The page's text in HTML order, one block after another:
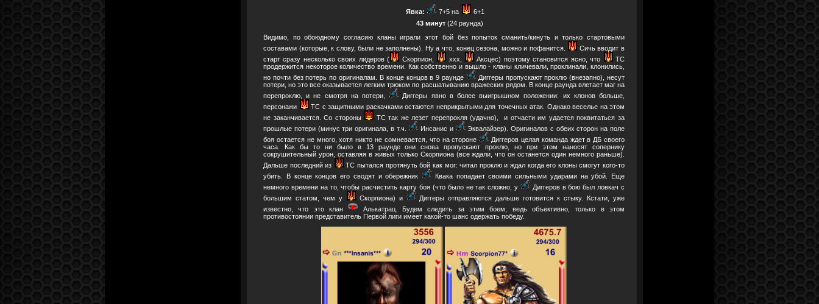
Явка: 7+5 на
6+1
43 минут(24 раунда)
Видимо, по обоюдному согласию кланы играли этот бой без попыток сманить/кинуть и только стартовыми
составами (которые, к слову, были не заполнены). Ну а что, конец сезона, можно и пофанится.
Сичь вводит в
старт сразу несколько своих лидеров (
Скорпион, ххх, Аксцес) поэтому становится ясно, что
ТС
продержится некоторое количество времени. Как собственно и вышло - кланы кличевали, проклинали, клонились,
но почти без потерь по оригиналам. В конце концов в 9 раунде
Диггеры пропускают проклю (внезапно), несут
потери, но это все оказывается легким трюком по расшатыванию вражеских рядом. В конце раунда влетает маг на
перепроклю, и не смотря на потери,
Диггеры явно в более выигрышном положении: их клонов больше,
персонажи
ТС с защитными раскачками остаются неприкрытыми для точечных атак. Однако веселье на этом
не заканчивается. Со стороны
ТС так же лезет перепрокля (удачно), и отчасти им удается поквитаться за
прошлые потери (минус три оригинала, в т.ч.
Инсанис и
Эквалайзер). Оригиналов с обеих сторон на поле
боя остается не много, хотя никто не сомневается, что на стороне
Диггеров целая команда ждет в ДБ своего
часа. Как бы то ни было в 13 раунде они снова пропускают проклю, но при этом наносят сопернику
сокрушительный урон, оставляя в живых только Скорпиона (все ждали, что он останется один немного раньше).
Дальше последний из
ТС пытался протянуть бой как мог: читал проклю и ждал когда его клоны смогут кого-то
убить. В конце концов его сводят и обережник
Квака попадает своими сильными ударами на убой. Еще
немного времени на то, чтобы расчистить карту боя (что было не так сложно, у
Диггеров в бою был ловкач с
большим статом, чем у
Скорпиона) и
Диггеры отправляются дальше готовится к стыку. Кстати, уже
известно, что это клан
Алькатрац. Будем следить за этим боем, ведь объективно, только в этом
противостоянии представитель Первой лиги имеет какой-то шанс одержать победу.